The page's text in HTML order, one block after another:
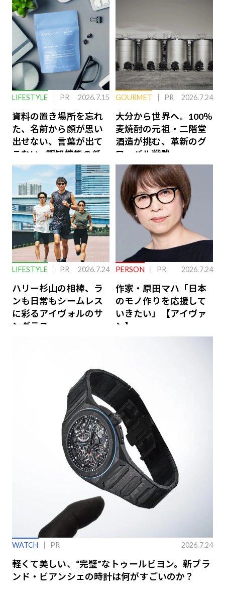
LIFESTYLE PR 2026.7.15
資料の置き場所を忘れ
た、名前から顔が思い
出せない、言葉が出て
こない…認知機能の低
下を救う、脳のインナ
ーケアとは
GOURMET PR 2026.7.24
大分から世界へ。100％
麦焼酎の元祖・二階堂
酒造が挑む、革新のグ
ローバル戦略
LIFESTYLE PR 2026.7.24
ハリー杉山の相棒、ラ
ンも日常もシームレス
に彩るアイヴォルのサ
ングラス
PERSON PR 2026.7.24
作家・原田マハ「日本
のモノ作りを応援して
いきたい」【アイヴァ
ン】
WATCH PR 2026.7.24
軽くて美しい、“完璧”なトゥールビヨン。新ブラ
ンド・ビアンシェの時計は何がすごいのか？